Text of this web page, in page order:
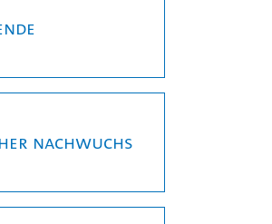
Nachwuchs